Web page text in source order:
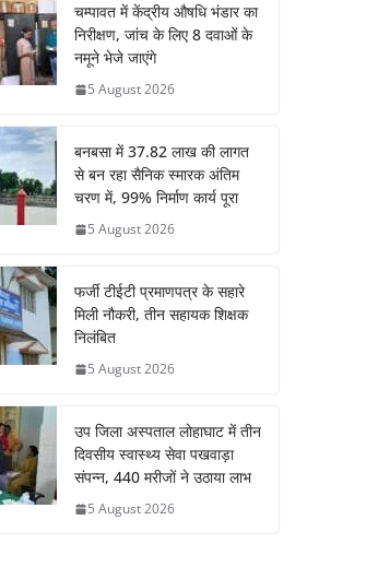
चम्पावत में केंद्रीय औषधि भंडार का
निरीक्षण, जांच के लिए 8 दवाओं के
नमूने भेजे जाएंगे
5 August 2026
बनबसा में 37.82 लाख की लागत
से बन रहा सैनिक स्मारक अंतिम
चरण में, 99% निर्माण कार्य पूरा
5 August 2026
फर्जी टीईटी प्रमाणपत्र के सहारे
मिली नौकरी, तीन सहायक शिक्षक
निलंबित
5 August 2026
उप जिला अस्पताल लोहाघाट में तीन
दिवसीय स्वास्थ्य सेवा पखवाड़ा
संपन्न, 440 मरीजों ने उठाया लाभ
5 August 2026